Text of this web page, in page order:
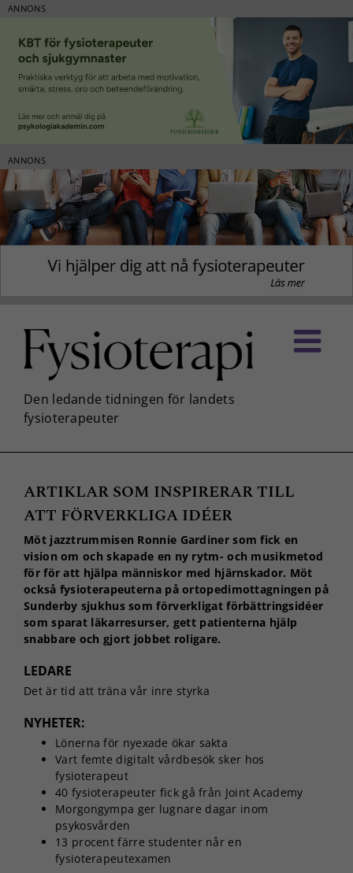
ANNONS
ANNONS
innehållet
ARTIKLAR SOM INSPIRERAR TILL
ATT FÖRVERKLIGA IDÉER
Möt jazztrummisen Ronnie Gardiner som fick en
vision om och skapade en ny rytm- och musikmetod
för för att hjälpa människor med hjärnskador. Möt
också fysioterapeuterna på ortopedimottagningen på
Sunderby sjukhus som förverkligat förbättringsidéer
som sparat läkarresurser, gett patienterna hjälp
snabbare och gjort jobbet roligare.
LEDARE
Det är tid att träna vår inre styrka
NYHETER:
Lönerna för nyexade ökar sakta
Vart femte digitalt vårdbesök sker hos
fysioterapeut
40 fysioterapeuter fick gå från Joint Academy
Morgongympa ger lugnare dagar inom
psykosvården
13 procent färre studenter når en
fysioterapeutexamen